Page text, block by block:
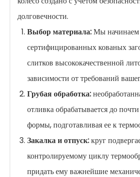
долговечности.
Выбор материала:Мы начинаем
сертифицированных кованых
слитков высококачественной
зависимости от требований
Грубая обработка:
отливка обрабатывается до
формы, подготавливая ее к
Закалка и отпуск:круг
контролируемому циклу
придать ему важнейшие